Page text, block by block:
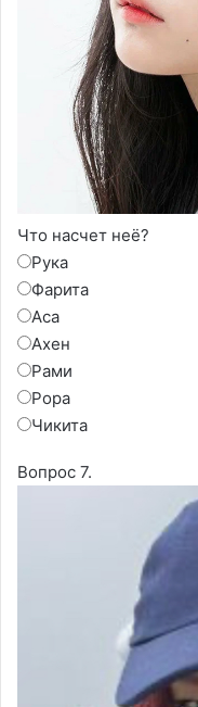
Что насчет неё?
Рука
Фарита
Аса
Ахен
Рами
Рора
Чикита
Вопрос 7.